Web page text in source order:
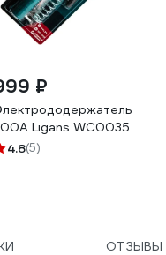
₽
Ligans WC0035
4.8(5)
ОТЗЫВЫ